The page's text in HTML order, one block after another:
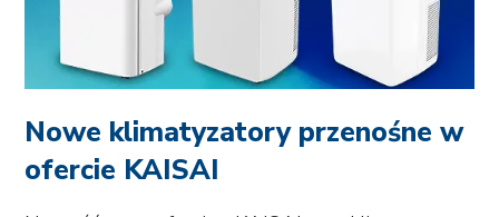
Nowe klimatyzatory przenośne w
ofercie KAISAI